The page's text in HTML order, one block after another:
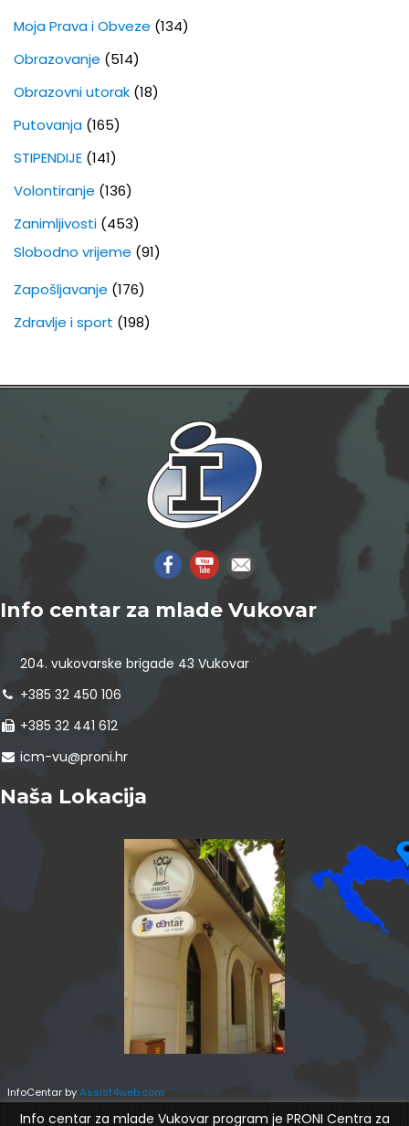
Moja Prava i Obveze (134)
Obrazovanje (514)
Obrazovni utorak (18)
Putovanja (165)
STIPENDIJE (141)
Volontiranje (136)
Zanimljivosti (453)
Slobodno vrijeme (91)
Zapošljavanje (176)
Zdravlje i sport (198)
Info centar za mlade Vukovar
204. vukovarske brigade 43 Vukovar
+385 32 450 106
+385 32 441 612
icm-vu@proni.hr
Naša Lokacija
InfoCentar byAssist4web.com
Info centar za mlade Vukovar program je PRONI Centra za